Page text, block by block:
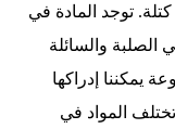
توجد المادة في
الصلبة والسائلة
يمكننا إدراكها
المواد في